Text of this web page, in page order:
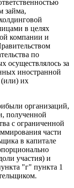
займа,
в целях
компании и
по
осуществлялось за
иностранной
(или) их
организаций,
полученной
с ограниченной
части
в капитале
участия) и
"г" пункта 1